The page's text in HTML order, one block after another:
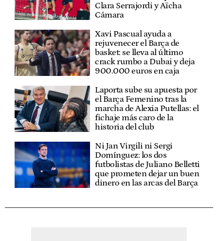
Clara Serrajordi y Aïcha
Cámara
Xavi Pascual ayuda a
rejuvenecer el Barça de
basket: se lleva al último
crack rumbo a Dubai y deja
900.000 euros en caja
Laporta sube su apuesta por
el Barça Femenino tras la
marcha de Alexia Putellas: el
fichaje más caro de la
historia del club
Ni Jan Virgili ni Sergi
Domínguez: los dos
futbolistas de Juliano Belletti
que prometen dejar un buen
dinero en las arcas del Barça